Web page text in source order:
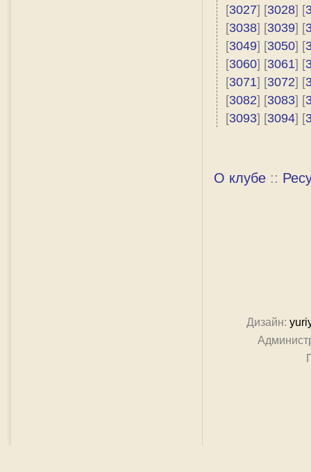
[3027] [3028] [
[3038] [3039] [
[3049] [3050] [
[3060] [3061] [
[3071] [3072] [
[3082] [3083] [
[3093] [3094] [
О клубе ::
Дизайн: